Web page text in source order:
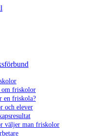
om friskolor
en friskola?
och elever
väljer man friskolor